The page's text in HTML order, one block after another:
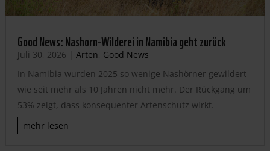
Good News: Nashorn-Wilderei in Namibia geht zurück
Juli 30, 2026 | Arten, Good News
In Namibia wurden 2025 so wenige Nashörner gewildert
wie seit mehr als 10 Jahren nicht mehr. Der Rückgang um
53% zeigt, dass konsequenter Artenschutz wirkt.
mehr lesen